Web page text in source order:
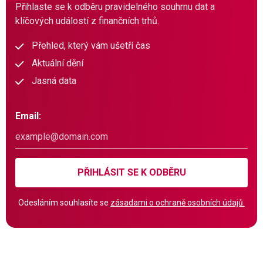
Přihlaste se k odběru pravidelného souhrnu dat a
klíčových událostí z finančních trhů.
Přehled, který vám ušetří čas
Aktuální dění
Jasná data
Email:
PŘIHLÁSIT SE K ODBĚRU
Odesláním souhlasíte se zásadami o ochraně osobních údajů.